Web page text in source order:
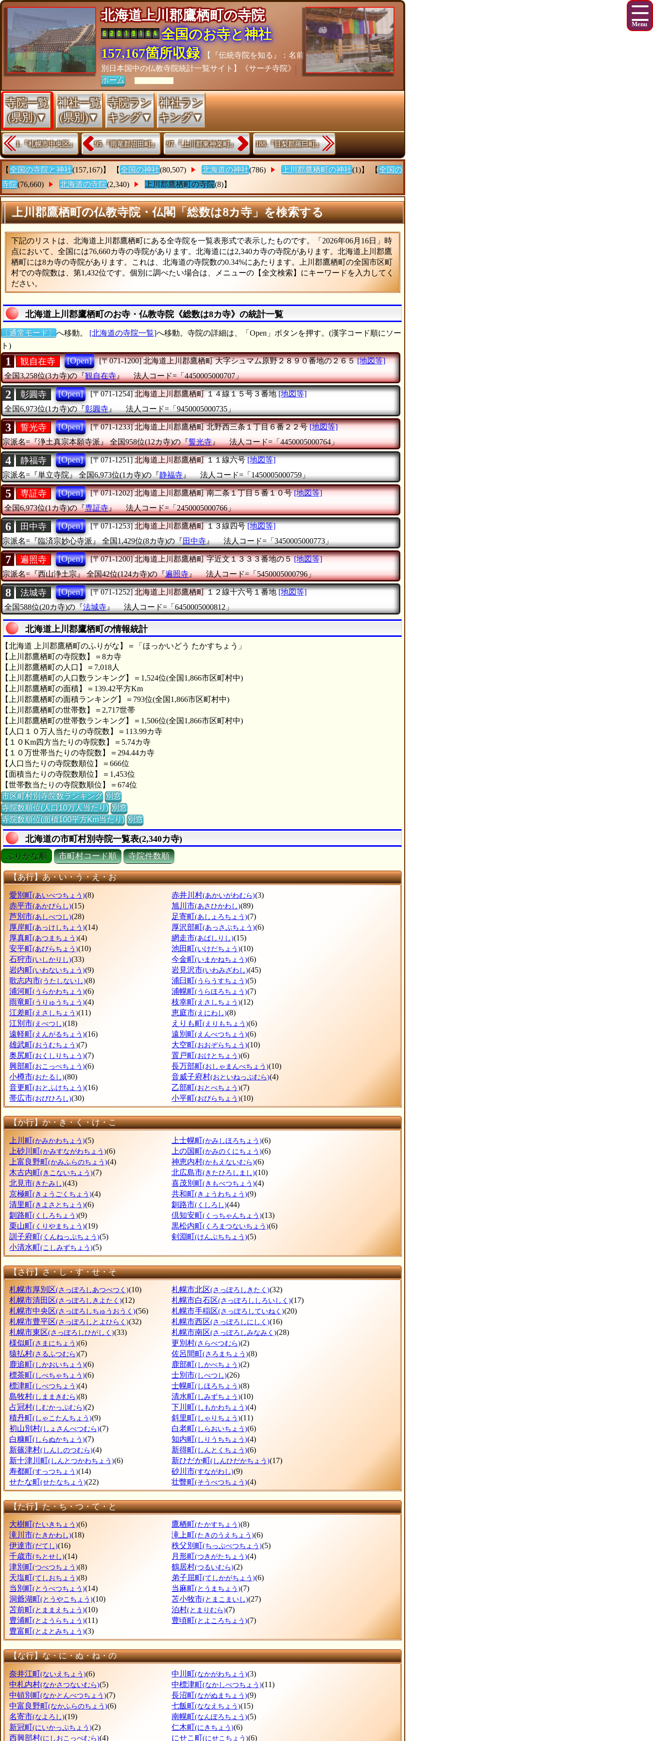
北海道上川郡鷹栖町の寺院
全国のお寺と神社
157,167箇所収録
【『伝統寺院を知る』：名前
別日本国中の仏教寺院統計一覧サイト】《サーチ寺院》
ホーム
[As of 26/07/28]
寺院一覧
(県別)▼
神社一覧
(県別)▼
寺院ラン
キング▼
神社ラン
キング▼
1.『札幌市中央区』 95.『雨竜郡沼田町』 97.『上川郡東神楽町』 188.『目梨郡羅臼町』
【 全国の寺院と神社(157,167)】 【 全国の神社(80,507) 北海道の神社(786) 上川郡鷹栖町の神社(1)】 【 全国の
寺院(76,660) 北海道の寺院(2,340) 上川郡鷹栖町の寺院(8)】
上川郡鷹栖町の仏教寺院・仏閣「総数は8カ寺」を検索する
下記のリストは、北海道上川郡鷹栖町にある全寺院を一覧表形式で表示したものです。「2026年06月16日」時
点において、全国には76,660カ寺の寺院があります。北海道には2,340カ寺の寺院があります。北海道上川郡鷹
栖町には8カ寺の寺院があります。これは、北海道の寺院数の0.34%にあたります。上川郡鷹栖町の全国市区町
村での寺院数は、第1,432位です。個別に調べたい場合は、メニューの【全文検索】にキーワードを入力してく
ださい。
北海道上川郡鷹栖町のお寺・仏教寺院《総数は8カ寺》の統計一覧
〔通常モード〕 へ移動。 [北海道の寺院一覧]へ移動。寺院の詳細は、「Open」ボタンを押す。(漢字コード順にソー
ト)
1 観自在寺 [Open] [〒071-1200] 北海道上川郡鷹栖町大字シュマム原野２８９０番地の２６５ [地図等]
全国3,258位(3カ寺)の『観自在寺』 法人コード=「4450005000707」
2 彰圓寺 [Open] [〒071-1254] 北海道上川郡鷹栖町１４線１５号３番地 [地図等]
全国6,973位(1カ寺)の『彰圓寺 』 法人コード=「9450005000735」
3 誓光寺 [Open] [〒071-1233] 北海道上川郡鷹栖町北野西三条１丁目６番２２号 [地図等]
宗派名=『浄土真宗本願寺派』 全国958位(12カ寺)の『誓光寺』 法人コード=「4450005000764」
4 静福寺 [Open] [〒071-1251] 北海道上川郡鷹栖町１１線六号 [地図等]
宗派名=『単立寺院』
全国6,973位(1カ寺)の『静福寺 』 法人コード=「1450005000759」
5 専証寺 [Open] [〒071-1202] 北海道上川郡鷹栖町南二条１丁目５番１０号 [地図等]
全国6,973位(1カ寺)の『専証寺』 法人コード=「2450005000766」
6 田中寺 [Open] [〒071-1253] 北海道上川郡鷹栖町１３線四号 [地図等]
宗派名=『臨済宗妙心寺派』
全国1,429位(8カ寺)の『田中寺 』 法人コード=「3450005000773」
7 遍照寺 [Open] [〒071-1200] 北海道上川郡鷹栖町字近文１３３３番地の５ [地図等]
宗派名=『西山浄土宗』 全国42位(124カ寺)の『遍照寺』 法人コード=「5450005000796」
8 法城寺 [Open] [〒071-1252] 北海道上川郡鷹栖町１２線十六号１番地 [地図等]
全国588位(20カ寺)の『法城寺 』 法人コード=「6450005000812」
北海道上川郡鷹栖町の情報統計
【北海道 上川郡鷹栖町のふりがな】＝「ほっかいどう たかすちょう」
【上川郡鷹栖町の寺院数】＝8カ寺
【上川郡鷹栖町の人口】＝7,018人
【上川郡鷹栖町の人口数ランキング】＝1,524位(全国1,866市区町村中)
【上川郡鷹栖町の面積】＝139.42平方Km
【上川郡鷹栖町の面積ランキング】＝793位(全国1,866市区町村中)
【上川郡鷹栖町の世帯数】＝2,717世帯
【上川郡鷹栖町の世帯数ランキング】＝1,506位(全国1,866市区町村中)
【人口１０万人当たりの寺院数】＝113.99カ寺
【１０Km四方当たりの寺院数】＝5.74カ寺
【１０万世帯当たりの寺院数】＝294.44カ寺
【人口当たりの寺院数順位】＝666位
【面積当たりの寺院数順位】＝1,453位
【世帯数当たりの寺院数順位】＝674位
市区町村別寺院数ランキング 別窓
寺院数順位(人口10万人当たり) 別窓
寺院数順位(面積100平方Km当たり) 別窓
北海道の市町村別寺院一覧表(2,340カ寺)
ぶりがな順 市町村コード順 寺院件数順
【あ行】あ・い・う・え・お
愛別町(あいべつちょう)(8) 赤井川村(あかいがわむら)(3)
赤平市(あかびらし)(15) 旭川市(あさひかわし)(89)
芦別市(あしべつし)(28) 足寄町(あしょろちょう)(7)
厚岸町(あっけしちょう)(14) 厚沢部町(あっさぶちょう)(6)
厚真町(あつまちょう)(4) 網走市(あばしりし)(15)
安平町(あびらちょう)(10) 池田町(いけだちょう)(10)
石狩市(いしかりし)(33) 今金町(いまかねちょう)(6)
岩内町(いわないちょう)(9) 岩見沢市(いわみざわし)(45)
歌志内市(うたしないし)(8) 浦臼町(うらうすちょう)(5)
浦河町(うらかわちょう)(6) 浦幌町(うらほろちょう)(7)
雨竜町(うりゅうちょう)(4) 枝幸町(えさしちょう)(12)
江差町(えさしちょう)(11) 恵庭市(えにわし)(8)
江別市(えべつし)(18) えりも町(えりもちょう)(6)
遠軽町(えんがるちょう)(16) 遠別町(えんべつちょう)(6)
雄武町(おうむちょう)(7) 大空町(おおぞらちょう)(10)
奥尻町(おくしりちょう)(7) 置戸町(おけとちょう)(6)
興部町(おこっぺちょう)(6) 長万部町(おしゃまんべちょう)(10)
小樽市(おたるし)(80) 音威子府村(おといねっぷむら)(4)
音更町(おとふけちょう)(16) 乙部町(おとべちょう)(7)
帯広市(おびひろし)(30) 小平町(おびらちょう)(10)
【か行】か・き・く・け・こ
上川町(かみかわちょう)(5) 上士幌町(かみしほろちょう)(6)
上砂川町(かみすながわちょう)(6) 上の国町(かみのくにちょう)(6)
上富良野町(かみふらのちょう)(4) 神恵内村(かもえないむら)(6)
木古内町(きこないちょう)(7) 北広島市(きたひろしまし)(10)
北見市(きたみし)(43) 喜茂別町(きもべつちょう)(4)
京極町(きょうごくちょう)(4) 共和町(きょうわちょう)(9)
清里町(きよさとちょう)(6) 釧路市(くしろし)(44)
釧路町(くしろちょう)(9) 倶知安町(くっちゃんちょう)(13)
栗山町(くりやまちょう)(19) 黒松内町(くろまつないちょう)(6)
訓子府町(くんねっぷちょう)(5) 剣淵町(けんぶちちょう)(5)
小清水町(こしみずちょう)(5)
【さ行】さ・し・す・せ・そ
札幌市厚別区(さっぽろしあつべつく)(10) 札幌市北区(さっぽろしきたく)(32)
札幌市清田区(さっぽろしきよたく)(12) 札幌市白石区(さっぽろししろいしく)(17)
札幌市中央区(さっぽろしちゅうおうく)(56) 札幌市手稲区(さっぽろしていねく)(20)
札幌市豊平区(さっぽろしとよひらく)(32) 札幌市西区(さっぽろしにしく)(16)
札幌市東区(さっぽろしひがしく)(33) 札幌市南区(さっぽろしみなみく)(28)
様似町(さまにちょう)(6) 更別村(さらべつむら)(2)
猿払村(さるふつむら)(7) 佐呂間町(さろまちょう)(8)
鹿追町(しかおいちょう)(6) 鹿部町(しかべちょう)(2)
標茶町(しべちゃちょう)(6) 士別市(しべつし)(26)
標津町(しべつちょう)(4) 士幌町(しほろちょう)(8)
島牧村(しままきむら)(8) 清水町(しみずちょう)(10)
占冠村(しむかっぷむら)(2) 下川町(しもかわちょう)(4)
積丹町(しゃこたんちょう)(9) 斜里町(しゃりちょう)(11)
初山別村(しょさんべつむら)(7) 白老町(しらおいちょう)(6)
白糠町(しらぬかちょう)(7) 知内町(しりうちちょう)(4)
新篠津村(しんしのつむら)(4) 新得町(しんとくちょう)(6)
新十津川町(しんとつかわちょう)(6) 新ひだか町(しんひだかちょう)(17)
寿都町(すっつちょう)(14) 砂川市(すながわし)(9)
せたな町(せたなちょう)(22) 壮瞥町(そうべつちょう)(4)
【た行】た・ち・つ・て・と
大樹町(たいきちょう)(6) 鷹栖町(たかすちょう)(8)
滝川市(たきかわし)(18) 滝上町(たきのうえちょう)(6)
伊達市(だてし)(16) 秩父別町(ちっぷべつちょう)(5)
千歳市(ちとせし)(14) 月形町(つきがたちょう)(4)
津別町(つべつちょう)(8) 鶴居村(つるいむら)(2)
天塩町(てしおちょう)(8) 弟子屈町(てしかがちょう)(6)
当別町(とうべつちょう)(14) 当麻町(とうまちょう)(7)
洞爺湖町(とうやこちょう)(10) 苫小牧市(とまこまいし)(27)
苫前町(とままえちょう)(10) 泊村(とまりむら)(7)
豊浦町(とようらちょう)(11) 豊頃町(とよころちょう)(7)
豊富町(とよとみちょう)(3)
【な行】な・に・ぬ・ね・の
奈井江町(ないえちょう)(6) 中川町(なかがわちょう)(3)
中札内村(なかさつないむら)(5) 中標津町(なかしべつちょう)(11)
中頓別町(なかとんべつちょう)(7) 長沼町(ながぬまちょう)(9)
中富良野町(なかふらのちょう)(6) 七飯町(ななえちょう)(15)
名寄市(なよろし)(19) 南幌町(なんぽろちょう)(5)
新冠町(にいかっぷちょう)(2) 仁木町(にきちょう)(6)
西興部村(にしおこっぺむら)(4) にせこ町(にせこちょう)(6)